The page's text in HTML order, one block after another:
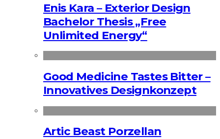
Enis Kara – Exterior Design
Bachelor Thesis „Free
Unlimited Energy“
Good Medicine Tastes Bitter –
Innovatives Designkonzept
Artic Beast Porzellan